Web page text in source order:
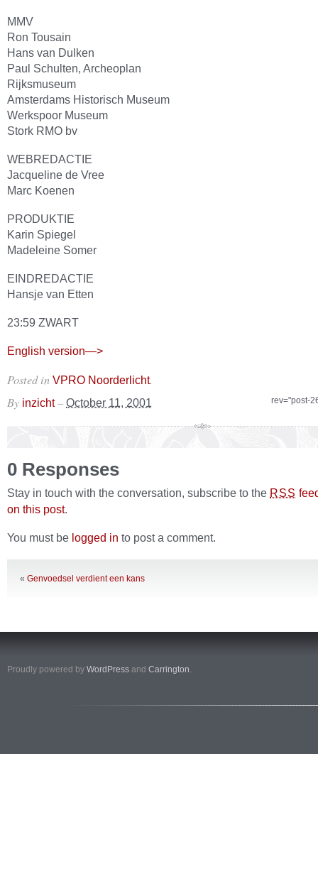
MMV
Ron Tousain
Hans van Dulken
Paul Schulten, Archeoplan
Rijksmuseum
Amsterdams Historisch Museum
Werkspoor Museum
Stork RMO bv
WEBREDACTIE
Jacqueline de Vree
Marc Koenen
PRODUKTIE
Karin Spiegel
Madeleine Somer
EINDREDACTIE
Hansje van Etten
23:59 ZWART
English version—>
Posted in VPRO Noorderlicht.
rev="post-
By inzicht – October 11, 2001
0 Responses
Stay in touch with the conversation, subscribe to the RSS
on this post.
You must be logged in to post a comment.
« Genvoedsel verdient een kans
Proudly powered by WordPress and Carrington.